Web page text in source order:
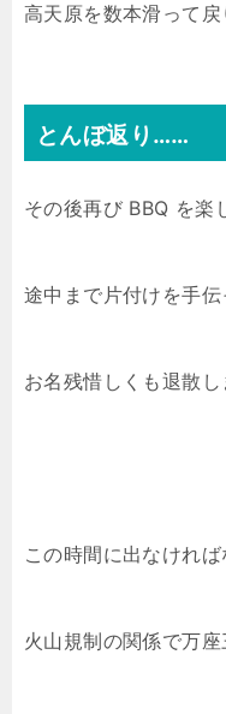
高天原を数本滑って戻
とんぼ返り……
その後再び BBQ を楽
途中まで片付けを手
お名残惜しくも退散し
この時間に出なければ
火山規制の関係で万